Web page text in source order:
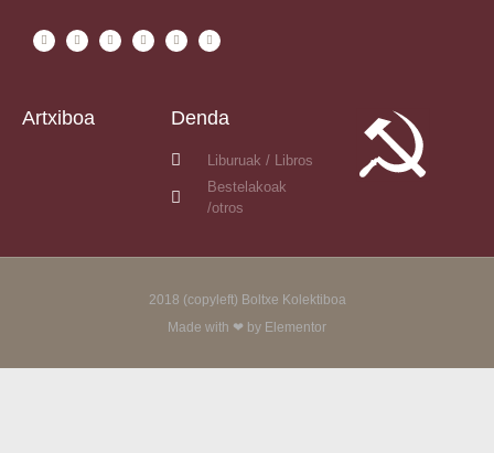
Artxiboa Denda
Liburuak / Libros
Bestelakoak
/otros
2018 (copyleft) Boltxe Kolektiboa
Made with ❤ by Elementor